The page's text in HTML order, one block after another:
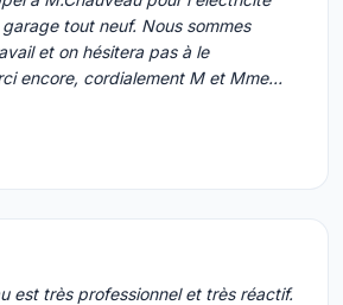
tout neuf. Nous sommes
et on hésitera pas à le
encore, cordialement M et Mme…
est très professionnel et très réactif.